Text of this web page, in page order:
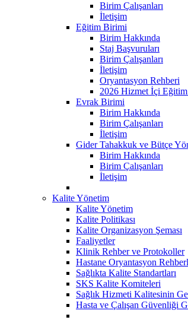
Birim Çalışanları
İletişim
Eğitim Birimi
Birim Hakkında
Staj Başvuruları
Birim Çalışanları
İletişim
Oryantasyon Rehberi
2026 Hizmet İçi Eğitim
Evrak Birimi
Birim Hakkında
Birim Çalışanları
İletişim
Gider Tahakkuk ve Bütçe
Birim Hakkında
Birim Çalışanları
İletişim
Kalite Yönetim
Kalite Yönetim
Kalite Politikası
Kalite Organizasyon Şeması
Faaliyetler
Klinik Rehber ve Protokoller
Hastane Oryantasyon
Sağlıkta Kalite Standartları
SKS Kalite Komiteleri
Sağlık Hizmeti Kalitesinin
Hasta ve Çalışan Güvenliği